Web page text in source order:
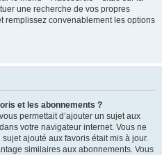
une recherche de vos propres
remplissez convenablement les options
et les abonnements ?
permettait d’ajouter un sujet aux
votre navigateur internet. Vous ne
ajouté aux favoris était mis à jour.
similaires aux abonnements. Vous